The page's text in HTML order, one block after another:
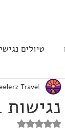
טיולים
- קרוז
Travel
דירוג של NaN מתוך 5 כוכבים